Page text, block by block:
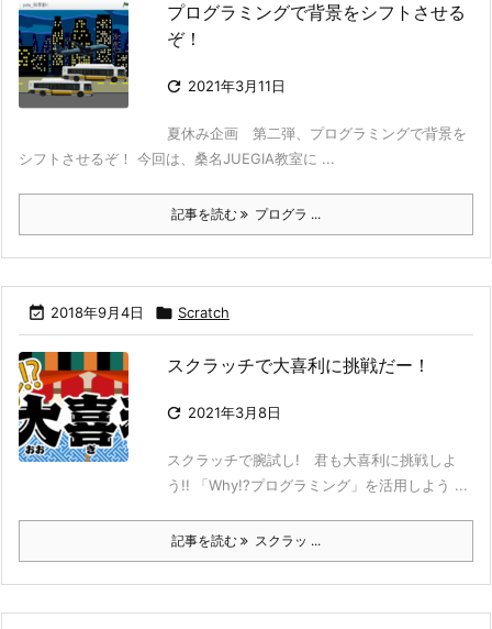
プログラミングで背景をシフトさせる
ぞ！
 2021年3月11日
夏休み企画 第二弾、プログラミングで背景を
シフトさせるぞ！ 今回は、桑名JUEGIA教室に ...
記事を読む プログラ ...
 2018年9月4日  Scratch
スクラッチで大喜利に挑戦だー！
 2021年3月8日
スクラッチで腕試し! 君も大喜利に挑戦しよ
う!! 「Why!?プログラミング」を活用しよう ...
記事を読む スクラッ ...